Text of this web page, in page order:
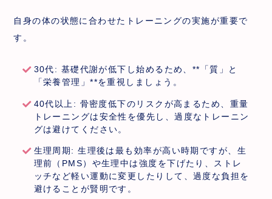
自身の体の状態に合わせたトレーニングの実施が重要で
す。
30代: 基礎代謝が低下し始めるため、**「質」と
「栄養管理」**を重視しましょう。
40代以上: 骨密度低下のリスクが高まるため、重量
トレーニングは安全性を優先し、過度なトレーニン
グは避けてください。
生理周期: 生理後は最も効率が高い時期ですが、生
理前（PMS）や生理中は強度を下げたり、ストレ
ッチなど軽い運動に変更したりして、過度な負担を
避けることが賢明です。